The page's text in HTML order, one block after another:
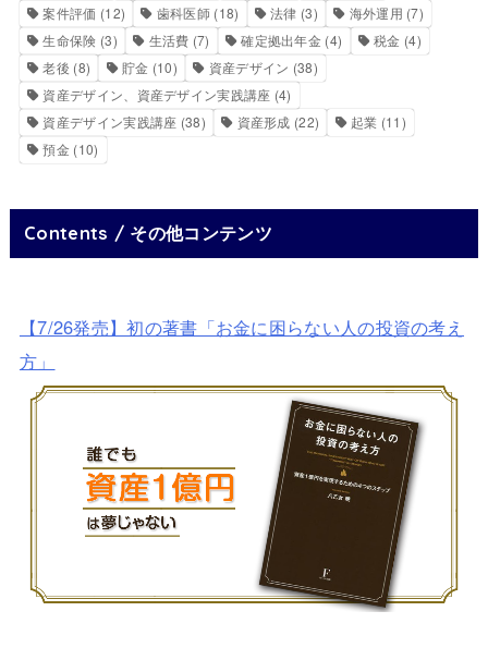
案件評価 (12) 歯科医師 (18) 法律 (3) 海外運用 (7)
生命保険 (3) 生活費 (7) 確定拠出年金 (4) 税金 (4)
老後 (8) 貯金 (10) 資産デザイン (38)
資産デザイン、資産デザイン実践講座 (4)
資産デザイン実践講座 (38) 資産形成 (22) 起業 (11)
預金 (10)
Contents / その他コンテンツ
【7/26発売】初の著書「お金に困らない人の投資の考え
方」